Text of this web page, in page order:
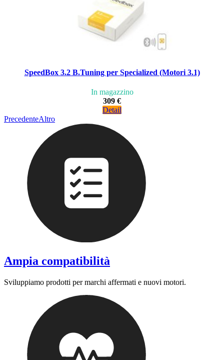
SpeedBox 3.2 B.Tuning per Specialized (Motori 3.1)
In magazzino
309 €
Detail
PrecedenteAltro
Ampia compatibilità
Sviluppiamo prodotti per marchi affermati e nuovi motori.